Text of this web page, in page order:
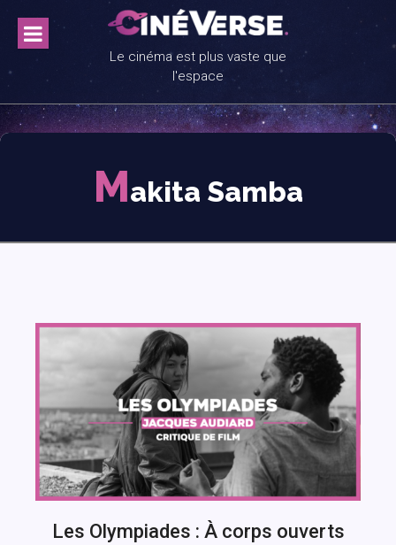
content
Le cinéma est plus vaste que
l'espace
Makita Samba
Les Olympiades : À corps ouverts